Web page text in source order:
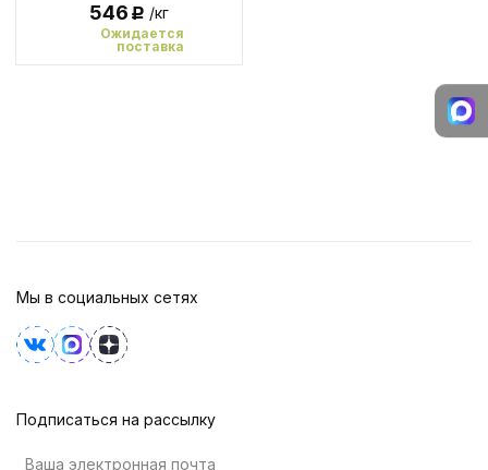
546Р /кг
Ожидается
поставка
Мы в социальных сетях
Подписаться на рассылку